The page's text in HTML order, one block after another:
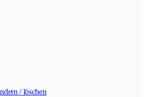
/ löschen